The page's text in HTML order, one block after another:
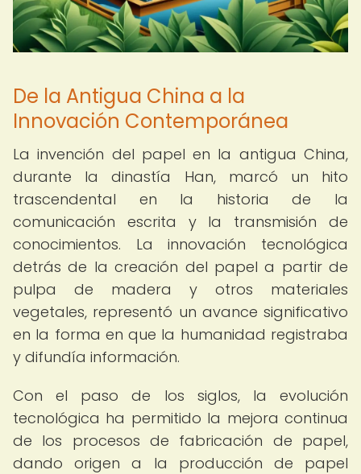
De la Antigua China a la
Innovación Contemporánea
La invención del papel en la antigua China,
durante la dinastía Han, marcó un hito
trascendental en la historia de la
comunicación escrita y la transmisión de
conocimientos. La innovación tecnológica
detrás de la creación del papel a partir de
pulpa de madera y otros materiales
vegetales, representó un avance significativo
en la forma en que la humanidad registraba
y difundía información.
Con el paso de los siglos, la evolución
tecnológica ha permitido la mejora continua
de los procesos de fabricación de papel,
dando origen a la producción de papel